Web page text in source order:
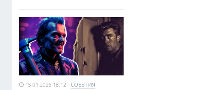
15.01.2026 18:12 СОБЫТИЯ